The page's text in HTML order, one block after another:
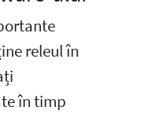
releul în
în timp